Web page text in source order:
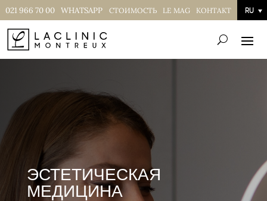
021 966 70 00 WHATSAPP СТОИМОСТЬ LE MAG КОНТАКТ RU
ЭСТЕТИЧЕСКАЯ
МЕДИЦИНА